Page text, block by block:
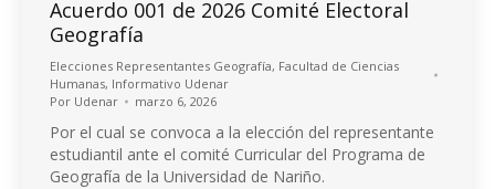
Acuerdo 001 de 2026 Comité Electoral
Geografía
Elecciones Representantes Geografía, Facultad de Ciencias
Humanas, Informativo Udenar
Por Udenar marzo 6, 2026
Por el cual se convoca a la elección del representante
estudiantil ante el comité Curricular del Programa de
Geografía de la Universidad de Nariño.